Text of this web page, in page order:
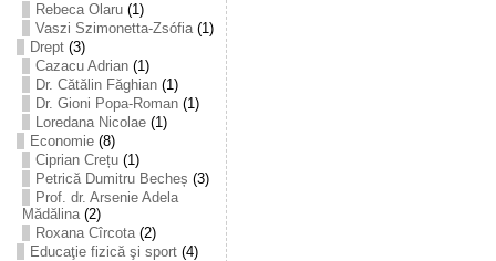
Rebeca Olaru(1)
Vaszi Szimonetta-Zsófia(1)
Drept(3)
Cazacu Adrian(1)
Dr. Cătălin Făghian(1)
Dr. Gioni Popa-Roman(1)
Loredana Nicolae(1)
Economie(8)
Ciprian Crețu(1)
Petrică Dumitru Becheș (3)
Prof. dr. Arsenie Adela
Mădălina(2)
Roxana Cîrcota(2)
Educaţie fizică şi sport(4)